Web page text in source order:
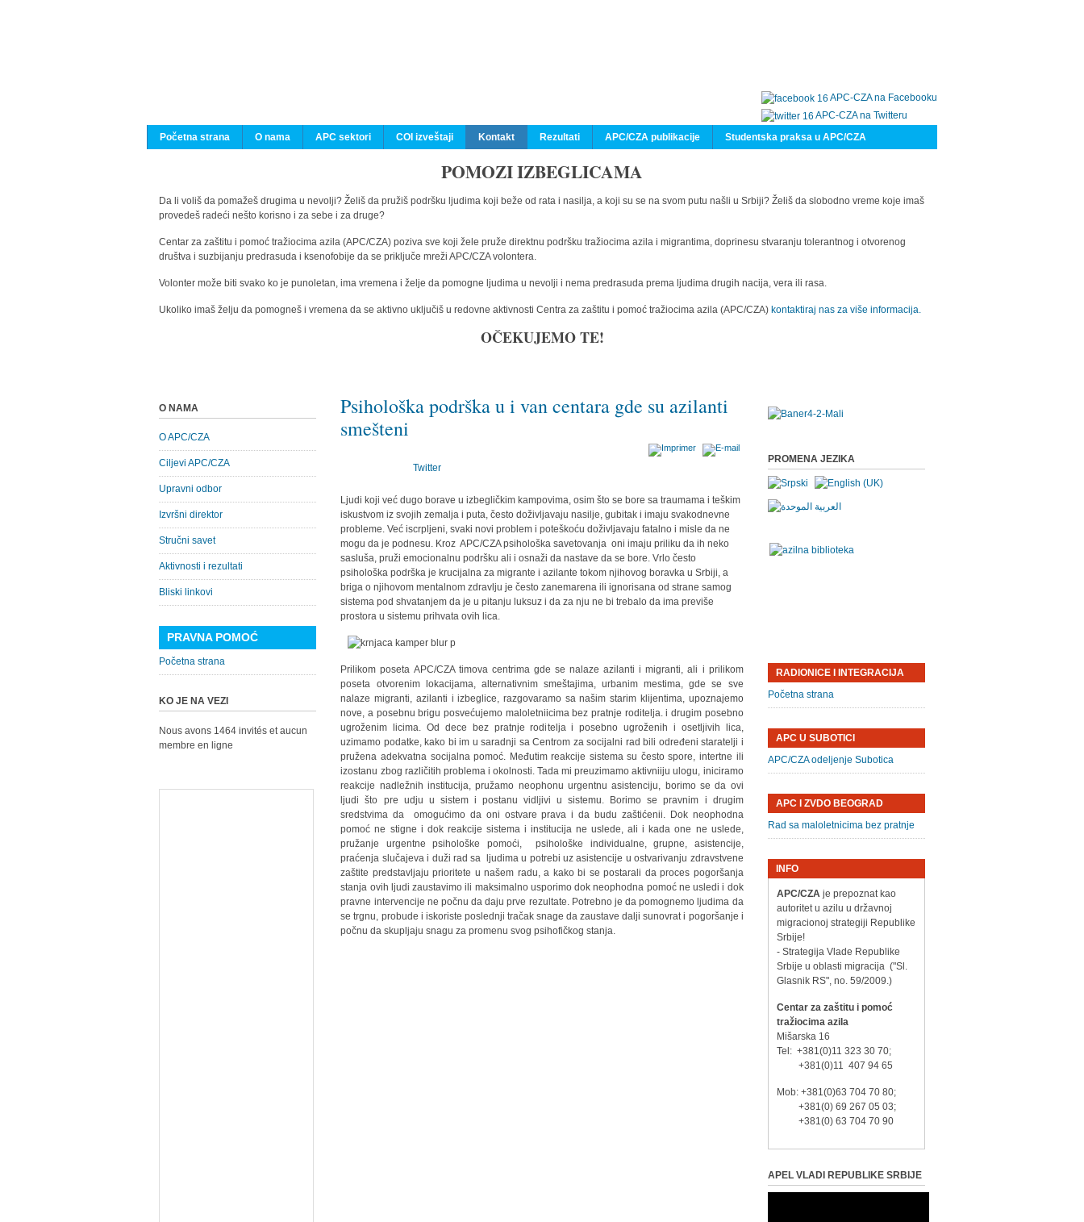
APC-CZA na Facebooku
APC-CZA na Twitteru
Početna strana
O nama APC sektori COI izveštaji Kontakt Rezultati APC/CZA publikacije Studentska praksa u APC/CZA
POMOZI IZBEGLICAMA
Da li voliš da pomažeš drugima u nevolji? Želiš da pružiš podršku ljudima koji beže od rata i nasilja, a koji su se na svom putu našli u Srbiji? Želiš da slobodno vreme koje imaš
provedeš radeći nešto korisno i za sebe i za druge?
Centar za zaštitu i pomoć tražiocima azila (APC/CZA) poziva sve koji žele pruže direktnu podršku tražiocima azila i migrantima, doprinesu stvaranju tolerantnog i otvorenog
društva i suzbijanju predrasuda i ksenofobije da se priključe mreži APC/CZA volontera.
Volonter može biti svako ko je punoletan, ima vremena i želje da pomogne ljudima u nevolji i nema predrasuda prema ljudima drugih nacija, vera ili rasa.
Ukoliko imaš želju da pomogneš i vremena da se aktivno uključiš u redovne aktivnosti Centra za zaštitu i pomoć tražiocima azila (APC/CZA) kontaktiraj nas za više informacija.
OČEKUJEMO TE!
Psihološka podrška u i van centara gde su azilanti
smešteni
Twitter
Ljudi koji već dugo borave u izbegličkim kampovima, osim što se bore sa traumama i teškim
iskustvom iz svojih zemalja i puta, često doživljavaju nasilje, gubitak i imaju svakodnevne
probleme. Već iscrpljeni, svaki novi problem i poteškoću doživljavaju fatalno i misle da ne
mogu da je podnesu. Kroz APC/CZA psihološka savetovanja oni imaju priliku da ih neko
sasluša, pruži emocionalnu podršku ali i osnaži da nastave da se bore. Vrlo često
psihološka podrška je krucijalna za migrante i azilante tokom njihovog boravka u Srbiji, a
briga o njihovom mentalnom zdravlju je često zanemarena ili ignorisana od strane samog
sistema pod shvatanjem da je u pitanju luksuz i da za nju ne bi trebalo da ima previše
prostora u sistemu prihvata ovih lica.
Prilikom poseta APC/CZA timova centrima gde se nalaze azilanti i migranti, ali i prilikom
poseta otvorenim lokacijama, alternativnim smeštajima, urbanim mestima, gde se sve
nalaze migranti, azilanti i izbeglice, razgovaramo sa našim starim klijentima, upoznajemo
nove, a posebnu brigu posvećujemo maloletniicima bez pratnje roditelja. i drugim posebno
ugroženim licima. Od dece bez pratnje roditelja i posebno ugroženih i osetljivih lica,
uzimamo podatke, kako bi im u saradnji sa Centrom za socijalni rad bili određeni staratelji i
pružena adekvatna socijalna pomoć. Međutim reakcije sistema su često spore, intertne ili
izostanu zbog različitih problema i okolnosti. Tada mi preuzimamo aktivniiju ulogu, iniciramo
reakcije nadležnih institucija, pružamo neophonu urgentnu asistenciju, borimo se da ovi
ljudi što pre udju u sistem i postanu vidljivi u sistemu. Borimo se pravnim i drugim
sredstvima da omogućimo da oni ostvare prava i da budu zaštićenii. Dok neophodna
pomoć ne stigne i dok reakcije sistema i institucija ne uslede, ali i kada one ne uslede,
pružanje urgentne psihološke pomoći, psihološke individualne, grupne, asistencije,
praćenja slučajeva i duži rad sa ljudima u potrebi uz asistencije u ostvarivanju zdravstvene
zaštite predstavljaju prioritete u našem radu, a kako bi se postarali da proces pogoršanja
stanja ovih ljudi zaustavimo ili maksimalno usporimo dok neophodna pomoć ne usledi i dok
pravne intervencije ne počnu da daju prve rezultate. Potrebno je da pomognemo ljudima da
se trgnu, probude i iskoriste poslednji tračak snage da zaustave dalji sunovrat i pogoršanje i
počnu da skupljaju snagu za promenu svog psihofičkog stanja.
O NAMA
O APC/CZA
Ciljevi APC/CZA
Upravni odbor
Izvršni direktor
Stručni savet
Aktivnosti i rezultati
Bliski linkovi
PRAVNA POMOĆ
Početna strana
KO JE NA VEZI
Nous avons 1464 invités et aucun
membre en ligne
PROMENA JEZIKA
RADIONICE I INTEGRACIJA
Početna strana
APC U SUBOTICI
APC/CZA odeljenje Subotica
APC I ZVDO BEOGRAD
Rad sa maloletnicima bez pratnje
INFO
APC/CZAje prepoznat kao
autoritet u azilu u državnoj
migracionoj strategiji Republike
Srbije!
- Strategija Vlade Republike
Srbije u oblasti migracija ("Sl.
Glasnik RS", no. 59/2009.)
Centar za zaštitu i pomoć
tražiocima azila
Mišarska 16
Tel: +381(0)11 323 30 70;
+381(0)11 407 94 65
Mob: +381(0)63 704 70 80;
+381(0) 69 267 05 03;
+381(0) 63 704 70 90
APEL VLADI REPUBLIKE SRBIJE